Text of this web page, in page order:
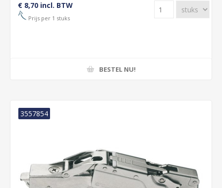
€ 8,70 incl. BTW
Prijs per 1 stuks
BESTEL NU!
3557854